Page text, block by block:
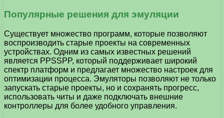
Популярные решения для эмуляции
Существует множество программ, которые позволяют
воспроизводить старые проекты на современных
устройствах. Одним из самых известных решений
является PPSSPP, который поддерживает широкий
спектр платформ и предлагает множество настроек для
оптимизации процесса. Эмуляторы позволяют не только
запускать старые проекты, но и сохранять прогресс,
использовать читы и даже подключать внешние
контроллеры для более удобного управления.